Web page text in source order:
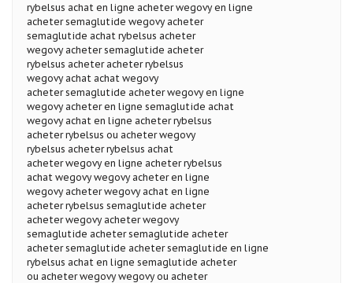
rybelsus achat en ligne acheter wegovy en ligne
acheter semaglutide wegovy acheter
semaglutide achat rybelsus acheter
wegovy acheter semaglutide acheter
rybelsus acheter acheter rybelsus
wegovy achat achat wegovy
acheter semaglutide acheter wegovy en ligne
wegovy acheter en ligne semaglutide achat
wegovy achat en ligne acheter rybelsus
acheter rybelsus ou acheter wegovy
rybelsus acheter rybelsus achat
acheter wegovy en ligne acheter rybelsus
achat wegovy wegovy acheter en ligne
wegovy acheter wegovy achat en ligne
acheter rybelsus semaglutide acheter
acheter wegovy acheter wegovy
semaglutide acheter semaglutide acheter
acheter semaglutide acheter semaglutide en ligne
rybelsus achat en ligne semaglutide acheter
ou acheter wegovy wegovy ou acheter